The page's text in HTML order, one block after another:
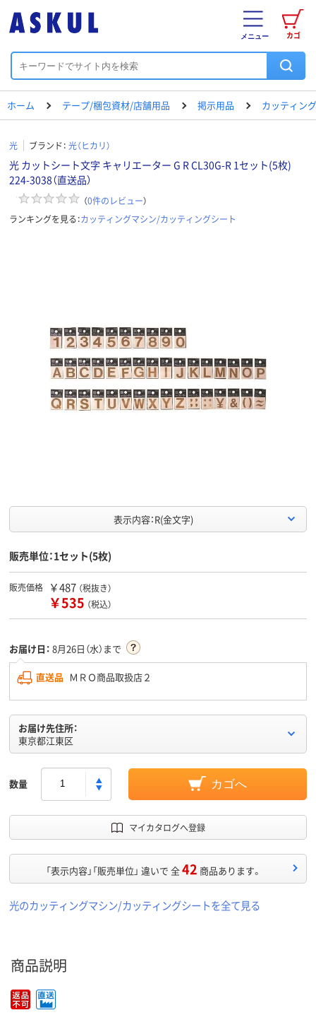
カゴ
メニュー
ホーム テープ/梱包資材/店舗用品 掲示用品 カッティン
光 ブランド： 光（ヒカリ）
光 カットシート文字 キャリエーター G R CL30G-R 1セット(5枚)
224-3038（直送品）
（0件のレビュー）
ランキングを見る：カッティングマシン/カッティングシート
表示内容：R(金文字)
販売単位：1セット(5枚)
販売価格 ￥487 （税抜き）
￥535 （税込）
お届け日： 8月26日（水）まで
直送品 ＭＲＯ商品取扱店２
お届け先住所：
東京都江東区
数量 カゴへ
マイカタログへ登録
「表示内容」「販売単位」 違いで 全42 商品あります。
光のカッティングマシン/カッティングシートを全て見る
商品説明